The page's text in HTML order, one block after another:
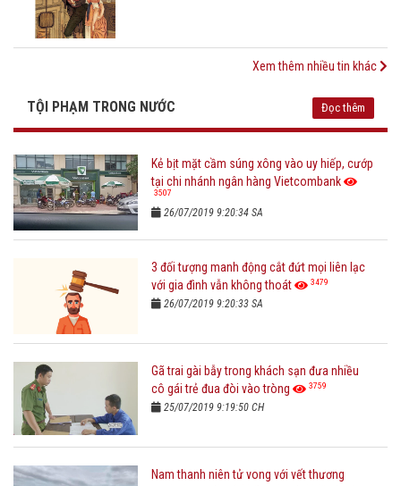
Xem thêm nhiều tin khác
TỘI PHẠM TRONG NƯỚC Đọc thêm
Kẻ bịt mặt cầm súng xông vào uy hiếp, cướp
tại chi nhánh ngân hàng Vietcombank
3507
26/07/2019 9:20:34 SA
3 đối tượng manh động cắt đứt mọi liên lạc
với gia đình vẫn không thoát
3479
26/07/2019 9:20:33 SA
Gã trai gài bẫy trong khách sạn đưa nhiều
cô gái trẻ đua đòi vào tròng
3759
25/07/2019 9:19:50 CH
Nam thanh niên tử vong với vết thương